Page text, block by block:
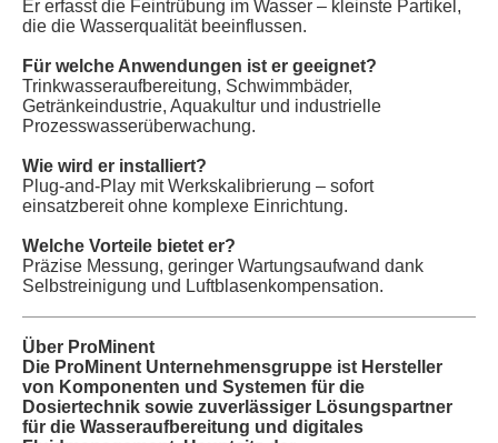
Er erfasst die Feintrübung im Wasser – kleinste Partikel,
die die Wasserqualität beeinflussen.
Für welche Anwendungen ist er geeignet?
Trinkwasseraufbereitung, Schwimmbäder,
Getränkeindustrie, Aquakultur und industrielle
Prozesswasserüberwachung.
Wie wird er installiert?
Plug-and-Play mit Werkskalibrierung – sofort
einsatzbereit ohne komplexe Einrichtung.
Welche Vorteile bietet er?
Präzise Messung, geringer Wartungsaufwand dank
Selbstreinigung und Luftblasenkompensation.
Über ProMinent
Die ProMinent Unternehmensgruppe ist Hersteller
von Komponenten und Systemen für die
Dosiertechnik sowie zuverlässiger Lösungspartner
für die Wasseraufbereitung und digitales